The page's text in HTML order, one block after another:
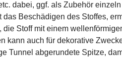
dabei, ggf. als Zubehör
Beschädigen des Stoffes,
Stoff mit einem
kann auch für dekorative
Tunnel abgerundete Spitze,